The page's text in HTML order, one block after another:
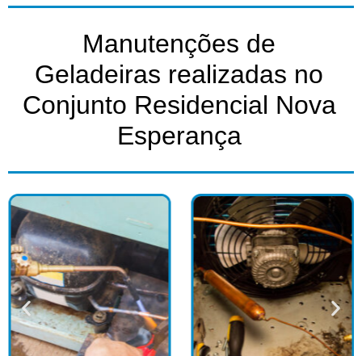
Manutenções de
Geladeiras realizadas no
Conjunto Residencial Nova
Esperança​